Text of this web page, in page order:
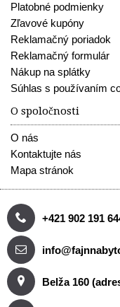
Platobné podmienky
Zľavové kupóny
Reklamačný poriadok
Reklamačný formulár
Nákup na splátky
Súhlas s používaním
O spoločnosti
O nás
Kontaktujte nás
Mapa stránok
+421 902 191
Belža 160